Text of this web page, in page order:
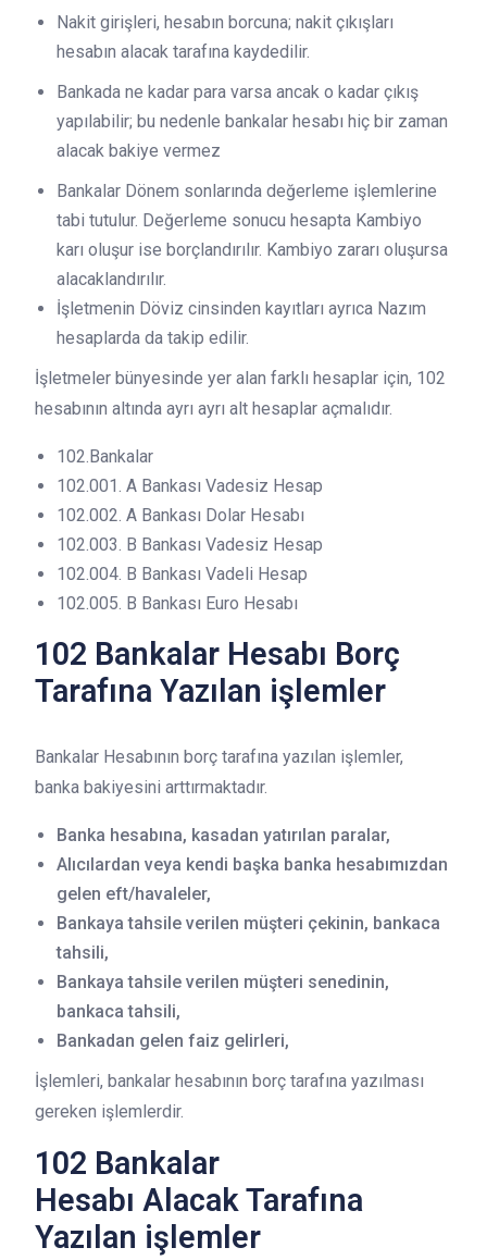
Nakit girişleri, hesabın borcuna; nakit çıkışları
hesabın alacak tarafına kaydedilir.
Bankada ne kadar para varsa ancak o kadar çıkış
yapılabilir; bu nedenle bankalar hesabı hiç bir zaman
alacak bakiye vermez
Bankalar Dönem sonlarında değerleme işlemlerine
tabi tutulur. Değerleme sonucu hesapta Kambiyo
karı oluşur ise borçlandırılır. Kambiyo zararı oluşursa
alacaklandırılır.
İşletmenin Döviz cinsinden kayıtları ayrıca Nazım
hesaplarda da takip edilir.
İşletmeler bünyesinde yer alan farklı hesaplar için, 102
hesabının altında ayrı ayrı alt hesaplar açmalıdır.
102.Bankalar
102.001. A Bankası Vadesiz Hesap
102.002. A Bankası Dolar Hesabı
102.003. B Bankası Vadesiz Hesap
102.004. B Bankası Vadeli Hesap
102.005. B Bankası Euro Hesabı
102 Bankalar Hesabı Borç
Tarafına Yazılan işlemler
Bankalar Hesabının borç tarafına yazılan işlemler,
banka bakiyesini arttırmaktadır.
Banka hesabına, kasadan yatırılan paralar,
Alıcılardan veya kendi başka banka hesabımızdan
gelen eft/havaleler,
Bankaya tahsile verilen müşteri çekinin, bankaca
tahsili,
Bankaya tahsile verilen müşteri senedinin,
bankaca tahsili,
Bankadan gelen faiz gelirleri,
İşlemleri, bankalar hesabının borç tarafına yazılması
gereken işlemlerdir.
102 Bankalar
Hesabı Alacak Tarafına
Yazılan işlemler